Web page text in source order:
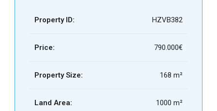
Property ID: HZVB382
Price: 790.000€
Property Size: 168 m²
Land Area: 1000 m²